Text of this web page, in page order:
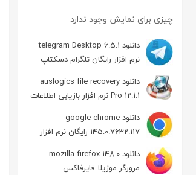
چیزی برای نمایش وجود ندارد
دانلود telegram Desktop 6.5.1
نرم افزار رایگان تلگرام دسکتاپ
دانلود auslogics file recovery
Pro 12.1.1 نرم افزار بازیابی اطلاعات
دانلود google chrome
145.0.7632.117 رایگان نرم افزار
مرورگر گوگل کروم
دانلود mozilla firefox 148.0
مرورگر موزیلا فایرفاکس